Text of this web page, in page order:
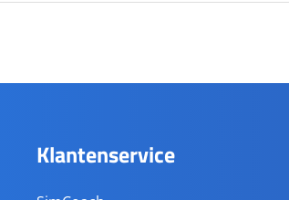
Klantenservice